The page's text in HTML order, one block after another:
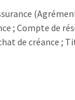
; Compte de
de créance ;